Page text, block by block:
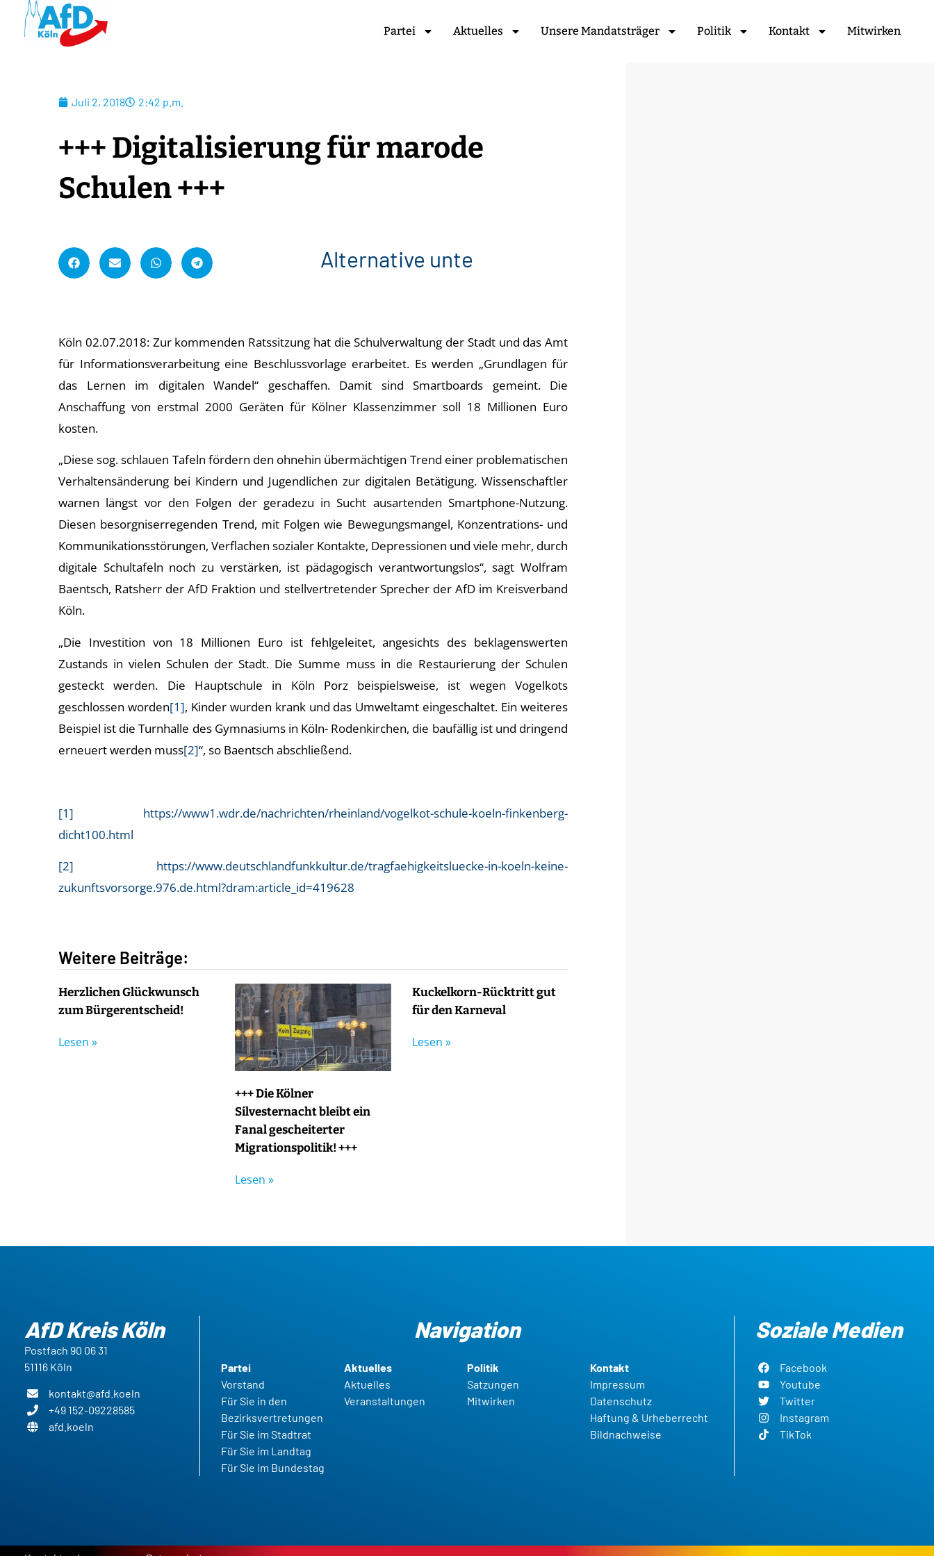
Partei Aktuelles Unsere Mandatsträger Politik Kontakt Mitwirken
Juli 2, 2018 2:42 p.m.
+++ Digitalisierung für marode
Schulen +++
ernativeun terstü
Köln 02.07.2018: Zur kommenden Ratssitzung hat die Schulverwaltung der Stadt und das Amt
für Informationsverarbeitung eine Beschlussvorlage erarbeitet. Es werden „Grundlagen für
das Lernen im digitalen Wandel“ geschaffen. Damit sind Smartboards gemeint. Die
Anschaffung von erstmal 2000 Geräten für Kölner Klassenzimmer soll 18 Millionen Euro
kosten.
„Diese sog. schlauen Tafeln fördern den ohnehin übermächtigen Trend einer problematischen
Verhaltensänderung bei Kindern und Jugendlichen zur digitalen Betätigung. Wissenschaftler
warnen längst vor den Folgen der geradezu in Sucht ausartenden Smartphone-Nutzung.
Diesen besorgniserregenden Trend, mit Folgen wie Bewegungsmangel, Konzentrations- und
Kommunikationsstörungen, Verflachen sozialer Kontakte, Depressionen und viele mehr, durch
digitale Schultafeln noch zu verstärken, ist pädagogisch verantwortungslos“, sagt Wolfram
Baentsch, Ratsherr der AfD Fraktion und stellvertretender Sprecher der AfD im Kreisverband
Köln.
„Die Investition von 18 Millionen Euro ist fehlgeleitet, angesichts des beklagenswerten
Zustands in vielen Schulen der Stadt. Die Summe muss in die Restaurierung der Schulen
gesteckt werden. Die Hauptschule in Köln Porz beispielsweise, ist wegen Vogelkots
geschlossen worden[1], Kinder wurden krank und das Umweltamt eingeschaltet. Ein weiteres
Beispiel ist die Turnhalle des Gymnasiums in Köln- Rodenkirchen, die baufällig ist und dringend
erneuert werden muss[2]“, so Baentsch abschließend.
[1]
https://www1.wdr.de/nachrichten/rheinland/vogelkot-schule-koeln-finkenberg-
dicht100.html
[2]
https://www.deutschlandfunkkultur.de/tragfaehigkeitsluecke-in-koeln-keine-
zukunftsvorsorge.976.de.html?dram:article_id=419628
Weitere Beiträge:
Herzlichen Glückwunsch
zum Bürgerentscheid!
Lesen »
+++ Die Kölner
Silvesternacht bleibt ein
Fanal gescheiterter
Migrationspolitik! +++
Lesen »
Kuckelkorn-Rücktritt gut
für den Karneval
Lesen »
AfD Kreis Köln
Postfach 90 06 31
51116 Köln
kontakt@afd.koeln
+49 152-09228585
afd.koeln
Navigation
Partei
Vorstand
Für Sie in den
Bezirksvertretungen
Für Sie im Stadtrat
Für Sie im Landtag
Für Sie im Bundestag
Aktuelles
Aktuelles
Veranstaltungen
Politik
Satzungen
Mitwirken
Kontakt
Impressum
Datenschutz
Haftung & Urheberrecht
Bildnachweise
Soziale Medien
Facebook
Youtube
Twitter
Instagram
TikTok